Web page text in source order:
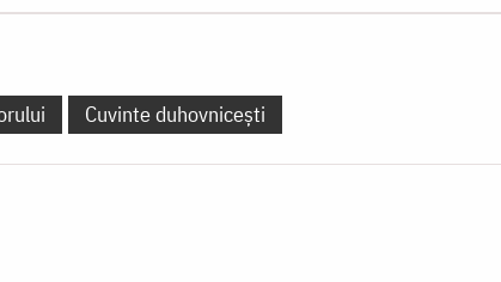
Cuvinte duhovnicești